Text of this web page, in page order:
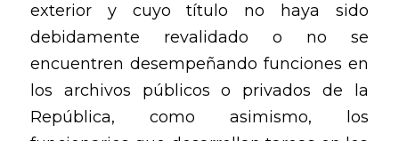
exterior y cuyo título no haya sido
debidamente revalidado o no se
encuentren desempeñando funciones en
los archivos públicos o privados de la
República, como asimismo, los